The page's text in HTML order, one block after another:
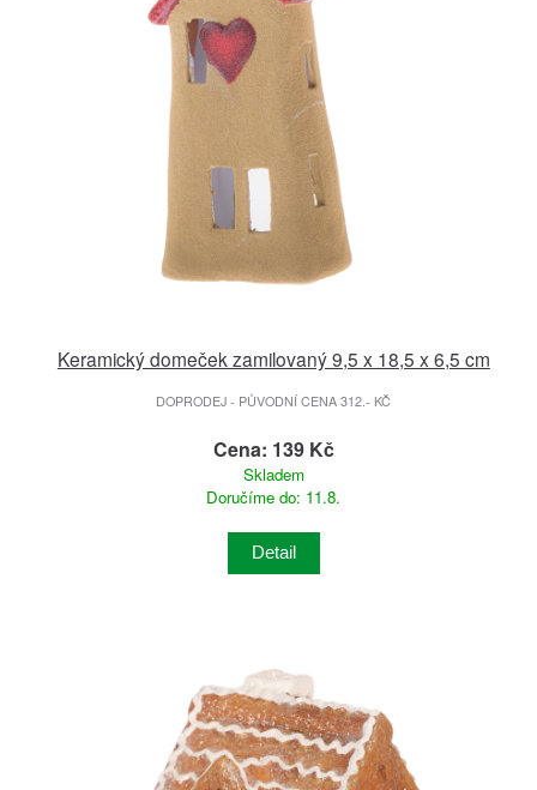
Keramický domeček zamilovaný 9,5 x 18,5 x 6,5 cm
DOPRODEJ - PŮVODNÍ CENA 312.- KČ
Cena: 139 Kč
Skladem
Doručíme do: 11.8.
Detail